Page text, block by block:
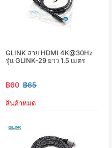
GLINK สาย HDMI 4K@30Hz
รุ่น GLINK-29 ยาว 1.5 เมตร
฿60 ฿65
สินค้าหมด